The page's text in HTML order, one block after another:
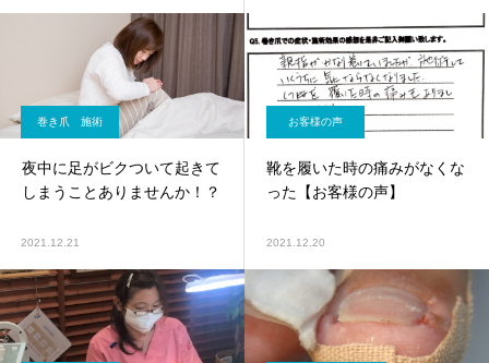
巻き爪 施術
夜中に足がビクついて起きて
しまうことありませんか！？
2021.12.21
お客様の声
靴を履いた時の痛みがなくな
った【お客様の声】
2021.12.20